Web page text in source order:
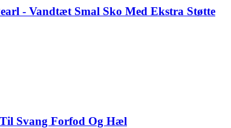
- Vandtæt Smal Sko Med Ekstra Støtte
Svang Forfod Og Hæl